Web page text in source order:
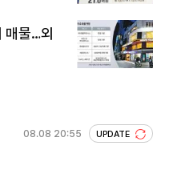
매물…외
08.08 20:55 UPDATE